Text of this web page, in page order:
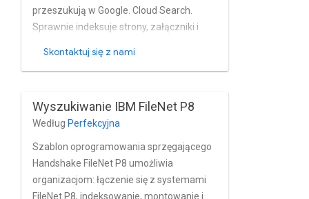
przeszukują w Google. Cloud Search.
Sprawnie indeksuje strony, załączniki i
przez FirstSpirit niemal w czasie
wbudowanego użytkownika, grupę i
oprogramowanie e-Spirit FirstSpirit i
zarządzanie uprawnieniami, a także
instalacje FirstSpirit. oparte na Active
Directory i innych usługach katalogowych.
Skontaktuj się z nami
Wyszukiwanie IBM FileNet P8
Według Perfekcyjna
Szablon oprogramowania sprzęgającego
Handshake FileNet P8 umożliwia
organizacjom: łączenie się z systemami
FileNet P8, indeksowanie, montowanie i